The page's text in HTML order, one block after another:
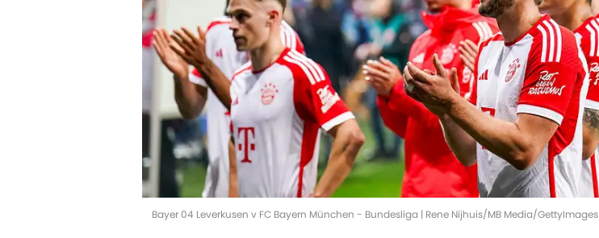
Bayer 04 Leverkusen v FC Bayern München - Bundesliga | Rene Nijhuis/MB Media/GettyImages